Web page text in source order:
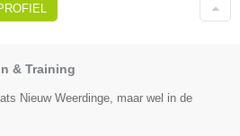
& Training
Nieuw Weerdinge, maar wel in de